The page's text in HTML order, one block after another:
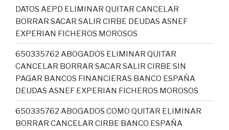
DATOS AEPD ELIMINAR QUITAR CANCELAR
BORRAR SACAR SALIR CIRBE DEUDAS ASNEF
EXPERIAN FICHEROS MOROSOS
650335762 ABOGADOS ELIMINAR QUITAR
CANCELAR BORRAR SACAR SALIR CIRBE SIN
PAGAR BANCOS FINANCIERAS BANCO ESPAÑA
DEUDAS ASNEF EXPERIAN FICHEROS MOROSOS
650335762 ABOGADOS COMO QUITAR ELIMINAR
BORRAR CANCELAR CIRBE BANCO ESPAÑA